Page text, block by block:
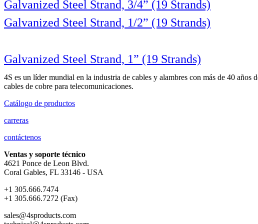
Galvanized Steel Strand, 3/4” (19 Strands)
Galvanized Steel Strand, 1/2” (19 Strands)
Galvanized Steel Strand, 1” (19 Strands)
4S es un líder mundial en la industria de cables y alambres con más de 40
cables de cobre para telecomunicaciones.
Catálogo de productos
carreras
contáctenos
Ventas y soporte técnico
4621 Ponce de Leon Blvd.
Coral Gables, FL 33146 - USA
+1 305.666.7474
+1 305.666.7272 (Fax)
sales@4sproducts.com